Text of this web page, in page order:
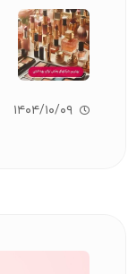
۱۴۰۴/۱۰/۰۹